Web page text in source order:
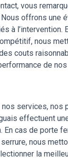
vous
offrons une
à l’intervention.
nous
couts
de
nos services, nos
effectuent
En cas de porte
nous
la